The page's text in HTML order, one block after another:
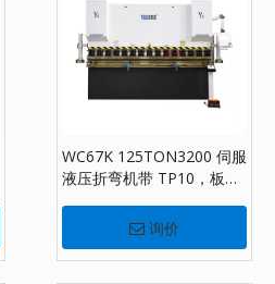
WC67K 125TON3200 伺服
液压折弯机带 TP10，板材
询价